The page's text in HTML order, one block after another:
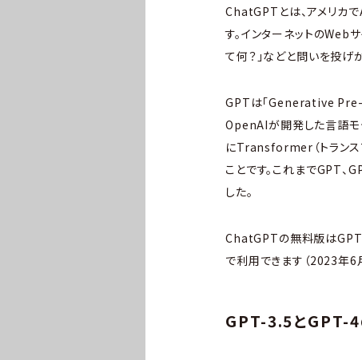
ChatGPTとは、アメリカ
す。インターネットのWeb
て何？」などと問いを投げ
GPTは「Generative Pre-
OpenAIが開発した言語モ
にTransformer（トランス
ことです。これまでGPT、
した。
ChatGPTの無料版はGPT-
で利用できます（2023年6
GPT-3.5とGPT-4